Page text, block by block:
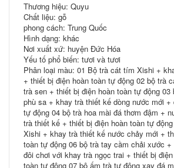
Thương hiệu: Quyu
Chất liệu: gỗ
phong cách: Trung Quốc
Hình dạng: khác
Nơi xuất xứ: huyện Đức Hóa
Yếu tố phổ biến: tươi và tươi
Phân loại màu: 01 Bộ trà cát tím Xishi +
+ thiết bị điện hoàn toàn tự động 02 bộ trà
trà sen + thiết bị điện hoàn toàn tự động 03
phù sa + khay trà thiết kế dòng nước mới +
tự động 04 bộ trà hoa mài đá thơm đậm +
trà thiết kế + thiết bị điện hoàn toàn tự
Xishi + khay trà thiết kế nước chảy mới +
toàn tự động 06 bộ trà tay cầm chải xước +
đôi chơi với khay trà ngọc trai + thiết bị
toàn tự động 07 bộ ấm trà tự động xay đá